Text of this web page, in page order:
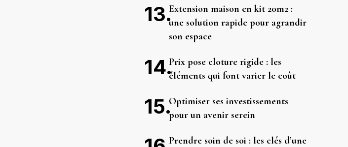
Extension maison en kit 20m2 :
une solution rapide pour agrandir
son espace
Prix pose cloture rigide : les
éléments qui font varier le coût
Optimiser ses investissements
pour un avenir serein
Prendre soin de soi : les clés d’une